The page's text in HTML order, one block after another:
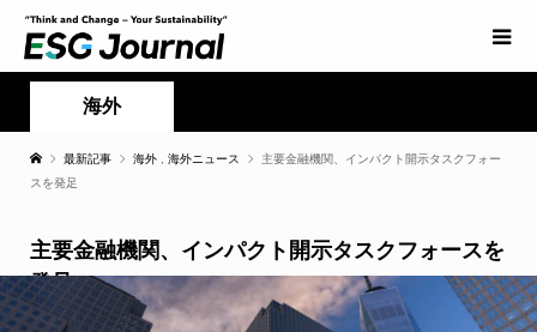
海外
最新記事 海外 海外ニュース
主要金融機関、インパクト開示タスクフォー
スを発足
主要金融機関、インパクト開示タスクフォースを
発足